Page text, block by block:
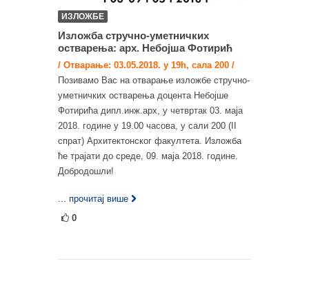
ИЗЛОЖБЕ
Изложба стручно-уметничких
остварења: арх. Небојша Фотирић
/ Отварање: 03.05.2018. у 19h, сала 200 /
Позивамо Вас на отварање изложбе стручно-
уметничких остварења доцента Небојше
Фотирића дипл.инж.арх, у четвртак 03. маја
2018. године у 19.00 часова, у сали 200 (II
спрат) Архитектонског факултета. Изложба
ће трајати до среде, 09. маја 2018. године.
Добродошли!
... прочитај више
0